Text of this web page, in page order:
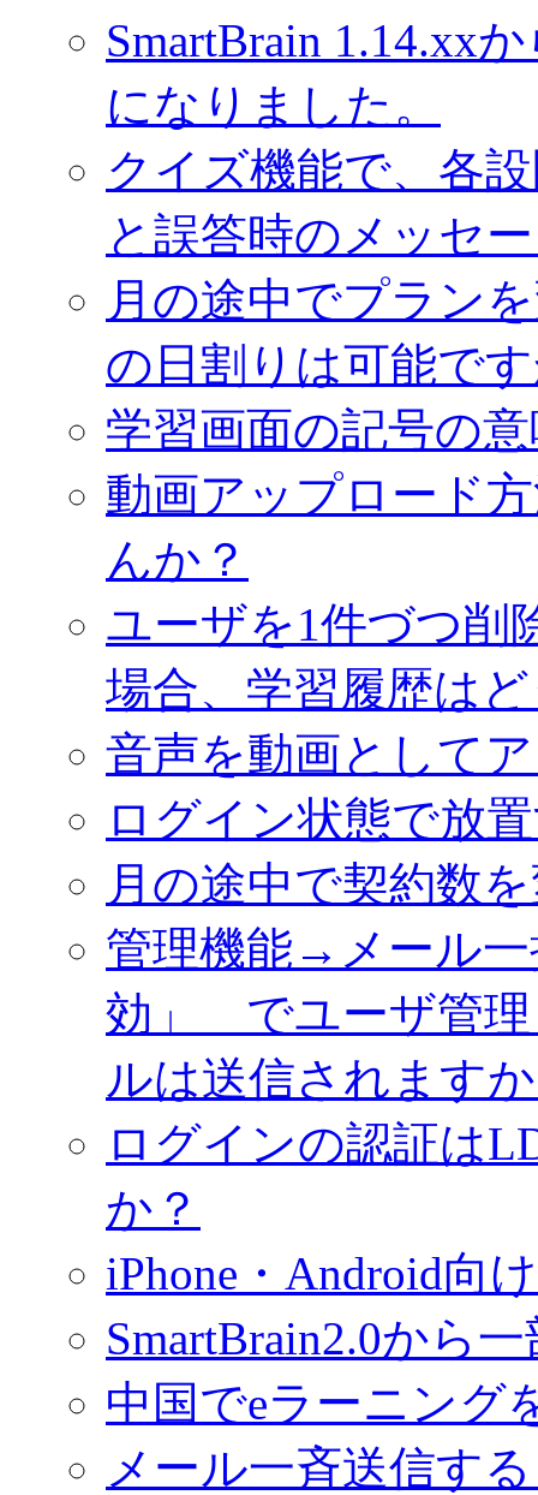
SmartBrain 1.14.xx
になりました。
クイズ機能で、各
と誤答時のメッセ
月の途中でプラン
の日割りは可能で
学習画面の記号の
動画アップロード
んか？
ユーザを1件づつ削
場合、学習履歴は
音声を動画として
ログイン状態で放
月の途中で契約数
管理機能→メール
効」 でユーザ管理
ルは送信されます
ログインの認証は
か？
iPhone・Android向
SmartBrain2.0から
中国でeラーニング
メール一斉送信す